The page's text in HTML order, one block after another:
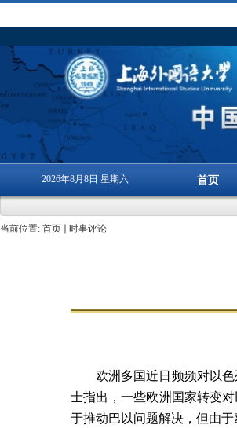
2026年8月8日 星期六 首页
当前位置: 首页 时事评论
欧洲多国近日频频对以
士指出，一些欧洲国家转变
于推动巴以问题解决，但由